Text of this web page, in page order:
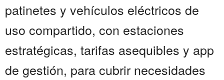
patinetes y vehículos eléctricos de
uso compartido, con estaciones
estratégicas, tarifas asequibles y app
de gestión, para cubrir necesidades